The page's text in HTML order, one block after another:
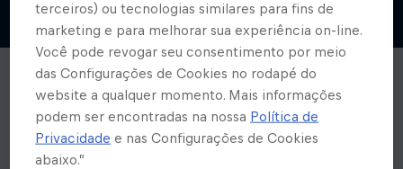
terceiros) ou tecnologias similares para fins de
marketing e para melhorar sua experiência on-line.
Você pode revogar seu consentimento por meio
das Configurações de Cookies no rodapé do
website a qualquer momento. Mais informações
podem ser encontradas na nossa Política de
Privacidade e nas Configurações de Cookies
abaixo.”